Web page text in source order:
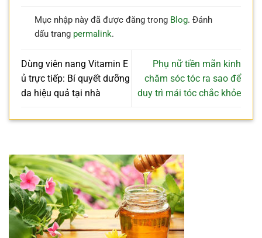
Mục nhập này đã được đăng trong Blog. Đánh
dấu trang permalink.
Dùng viên nang Vitamin E
ủ trực tiếp: Bí quyết dưỡng
da hiệu quả tại nhà
Phụ nữ tiền mãn kinh
chăm sóc tóc ra sao để
duy trì mái tóc chắc khỏe